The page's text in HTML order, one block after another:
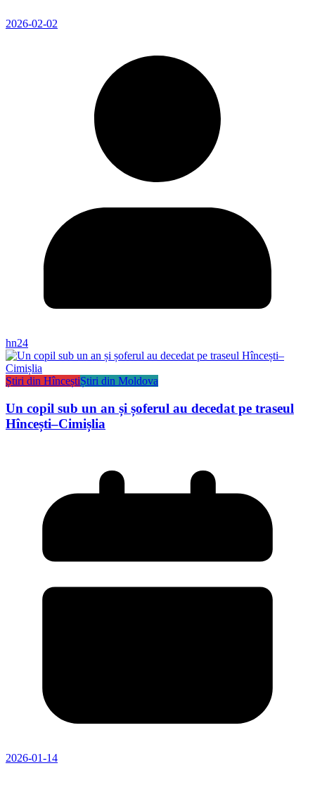
2026-02-02
hn24
Știri din HînceștiȘtiri din Moldova
Un copil sub un an și șoferul au decedat pe traseul
Hîncești–Cimișlia
2026-01-14